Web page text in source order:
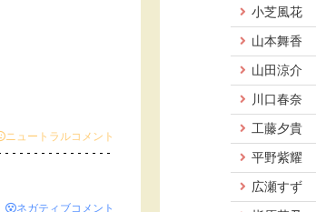
ニュートラルコメント
ネガティブコメント
小芝風花
山本舞香
山田涼介
川口春奈
工藤夕貴
平野紫耀
広瀬すず